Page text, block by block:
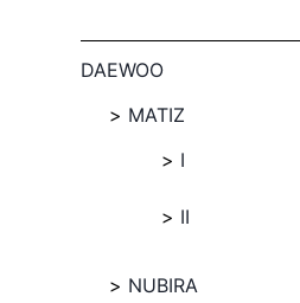
DAEWOO
MATIZ
I
II
NUBIRA